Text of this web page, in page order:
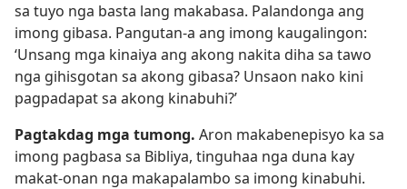
sa tuyo nga basta lang makabasa. Palandonga ang
imong gibasa. Pangutan-a ang imong kaugalingon:
‘Unsang mga kinaiya ang akong nakita diha sa tawo
nga gihisgotan sa akong gibasa? Unsaon nako kini
pagpadapat sa akong kinabuhi?’
Pagtakdag mga tumong. Aron makabenepisyo ka sa
imong pagbasa sa Bibliya, tinguhaa nga duna kay
makat-onan nga makapalambo sa imong kinabuhi.